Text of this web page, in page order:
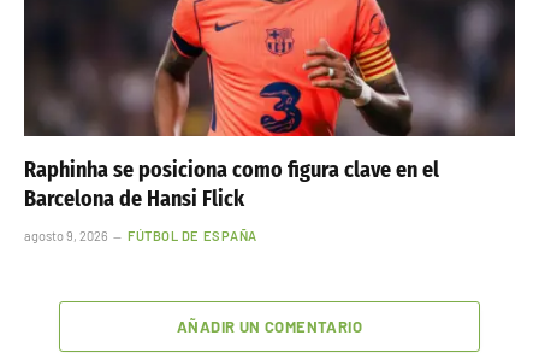
Raphinha se posiciona como figura clave en el
Barcelona de Hansi Flick
agosto 9, 2026 FÚTBOL DE ESPAÑA
AÑADIR UN COMENTARIO